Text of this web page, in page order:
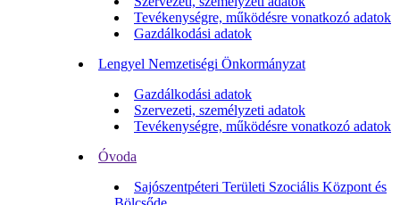
Tevékenységre, működésre vonatkozó adatok
Gazdálkodási adatok
Lengyel Nemzetiségi Önkormányzat
Gazdálkodási adatok
Szervezeti, személyzeti adatok
Tevékenységre, működésre vonatkozó adatok
Óvoda
Sajószentpéteri Területi Szociális Központ és